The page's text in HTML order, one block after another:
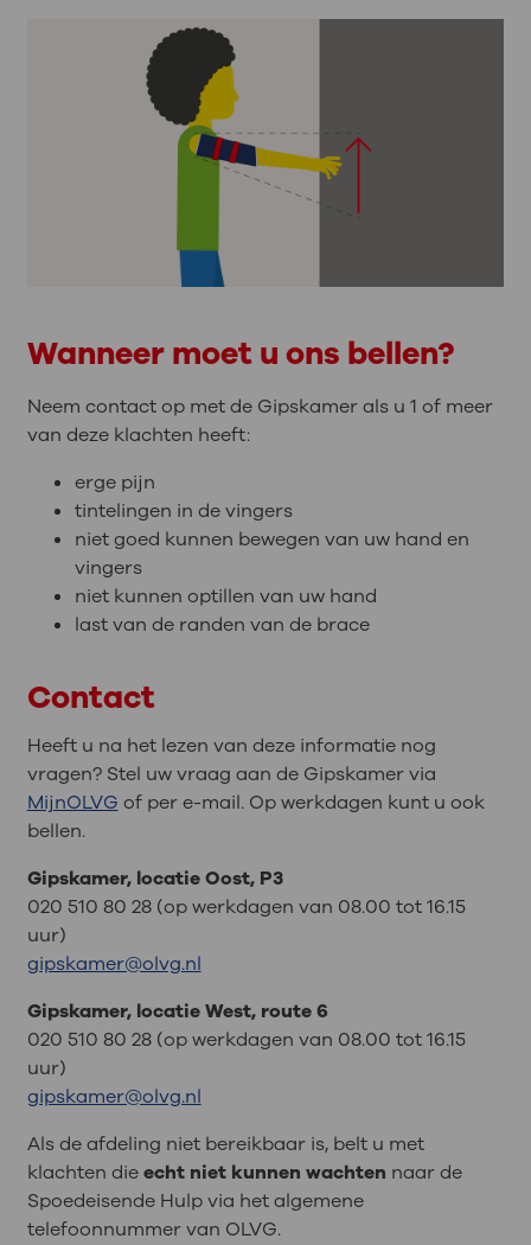
Wanneer moet u ons bellen?
Neem contact op met de Gipskamer als u 1 of meer
van deze klachten heeft:
erge pijn
tintelingen in de vingers
niet goed kunnen bewegen van uw hand en
vingers
niet kunnen optillen van uw hand
last van de randen van de brace
Contact
Heeft u na het lezen van deze informatie nog
vragen? Stel uw vraag aan de Gipskamer via
MijnOLVG of per e-mail. Op werkdagen kunt u ook
bellen.
Gipskamer, locatie Oost, P3
020 510 80 28 (op werkdagen van 08.00 tot 16.15
uur)
gipskamer@olvg.nl
Gipskamer, locatie West, route 6
020 510 80 28 (op werkdagen van 08.00 tot 16.15
uur)
gipskamer@olvg.nl
Als de afdeling niet bereikbaar is, belt u met
klachten dieecht niet kunnen wachten naar de
Spoedeisende Hulp via het algemene
telefoonnummer van OLVG.